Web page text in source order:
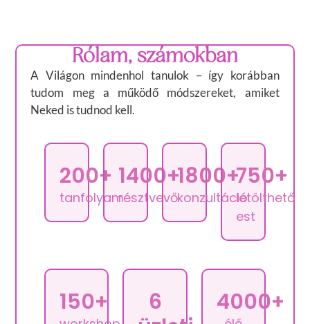
Rólam, számokban
A Világon mindenhol tanulok – így korábban
tudom meg a működő módszereket, amiket
Neked is tudnod kell.
200+
tanfolyam
1400+
résztvevő
1800+
konzultáció
750+
letölthető
est
150+
6
4000+